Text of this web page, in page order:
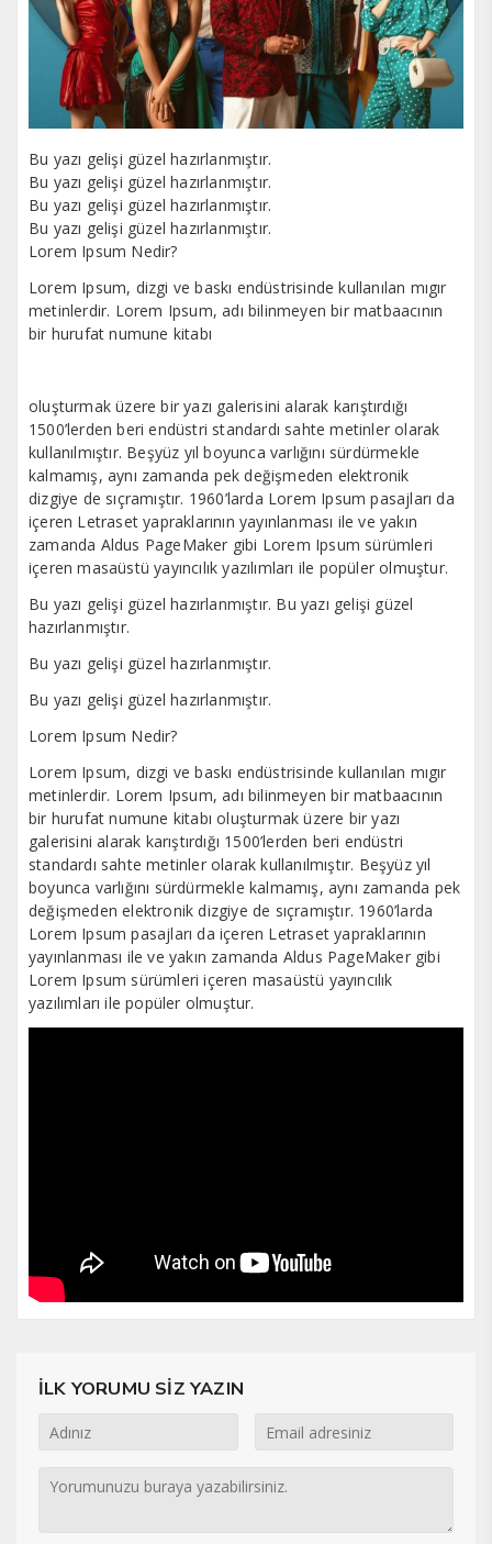
Bu yazı gelişi güzel hazırlanmıştır.
Bu yazı gelişi güzel hazırlanmıştır.
Bu yazı gelişi güzel hazırlanmıştır.
Bu yazı gelişi güzel hazırlanmıştır.
Lorem Ipsum Nedir?
Lorem Ipsum, dizgi ve baskı endüstrisinde kullanılan mıgır
metinlerdir. Lorem Ipsum, adı bilinmeyen bir matbaacının
bir hurufat numune kitabı
oluşturmak üzere bir yazı galerisini alarak karıştırdığı
1500’lerden beri endüstri standardı sahte metinler olarak
kullanılmıştır. Beşyüz yıl boyunca varlığını sürdürmekle
kalmamış, aynı zamanda pek değişmeden elektronik
dizgiye de sıçramıştır. 1960’larda Lorem Ipsum pasajları da
içeren Letraset yapraklarının yayınlanması ile ve yakın
zamanda Aldus PageMaker gibi Lorem Ipsum sürümleri
içeren masaüstü yayıncılık yazılımları ile popüler olmuştur.
Bu yazı gelişi güzel hazırlanmıştır. Bu yazı gelişi güzel
hazırlanmıştır.
Bu yazı gelişi güzel hazırlanmıştır.
Bu yazı gelişi güzel hazırlanmıştır.
Lorem Ipsum Nedir?
Lorem Ipsum, dizgi ve baskı endüstrisinde kullanılan mıgır
metinlerdir. Lorem Ipsum, adı bilinmeyen bir matbaacının
bir hurufat numune kitabı oluşturmak üzere bir yazı
galerisini alarak karıştırdığı 1500’lerden beri endüstri
standardı sahte metinler olarak kullanılmıştır. Beşyüz yıl
boyunca varlığını sürdürmekle kalmamış, aynı zamanda pek
değişmeden elektronik dizgiye de sıçramıştır. 1960’larda
Lorem Ipsum pasajları da içeren Letraset yapraklarının
yayınlanması ile ve yakın zamanda Aldus PageMaker gibi
Lorem Ipsum sürümleri içeren masaüstü yayıncılık
yazılımları ile popüler olmuştur.
İLK YORUMU SİZ YAZIN